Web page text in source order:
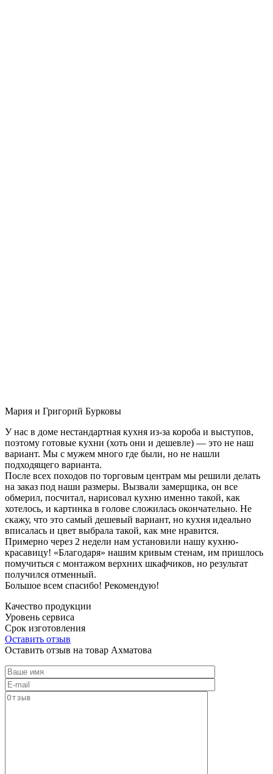
Мария и Григорий Бурковы
У нас в доме нестандартная кухня из-за короба и выступов,
поэтому готовые кухни (хоть они и дешевле) — это не наш
вариант. Мы с мужем много где были, но не нашли
подходящего варианта.
После всех походов по торговым центрам мы решили делать
на заказ под наши размеры. Вызвали замерщика, он все
обмерил, посчитал, нарисовал кухню именно такой, как
хотелось, и картинка в голове сложилась окончательно. Не
скажу, что это самый дешевый вариант, но кухня идеально
вписалась и цвет выбрала такой, как мне нравится.
Примерно через 2 недели нам установили нашу кухню-
красавицу! «Благодаря» нашим кривым стенам, им пришлось
помучиться с монтажом верхних шкафчиков, но результат
получился отменный.
Большое всем спасибо! Рекомендую!
Качество продукции
Уровень сервиса
Срок изготовления
Оставить отзыв
Оставить отзыв на товар Ахматова